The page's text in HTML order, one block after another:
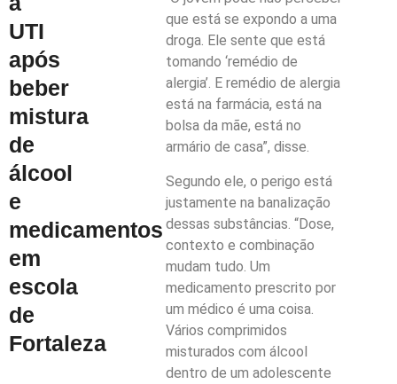
UTI
após
beber
mistura
de
álcool
e
medicamentos
em
escola
de
Fortaleza
que está se expondo a uma
droga. Ele sente que está
tomando ‘remédio de
alergia’. E remédio de alergia
está na farmácia, está na
bolsa da mãe, está no
armário de casa”, disse.
Segundo ele, o perigo está
justamente na banalização
dessas substâncias. “Dose,
contexto e combinação
mudam tudo. Um
medicamento prescrito por
um médico é uma coisa.
Vários comprimidos
misturados com álcool
dentro de um adolescente